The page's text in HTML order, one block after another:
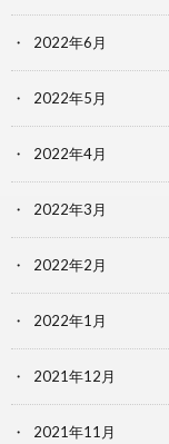
2022年6月
2022年5月
2022年4月
2022年3月
2022年2月
2022年1月
2021年12月
2021年11月